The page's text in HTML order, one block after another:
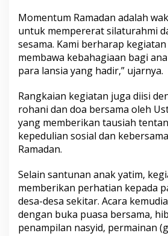
Momentum Ramadan adalah
untuk mempererat silaturahmi
sesama. Kami berharap
membawa kebahagiaan bagi
para lansia yang hadir,” ujarnya.
Rangkaian kegiatan juga diisi
rohani dan doa bersama oleh
yang memberikan tausiah
kepedulian sosial dan
Ramadan.
Selain santunan anak yatim,
memberikan perhatian kepada
desa-desa sekitar. Acara
dengan buka puasa bersama,
penampilan nasyid, permainan